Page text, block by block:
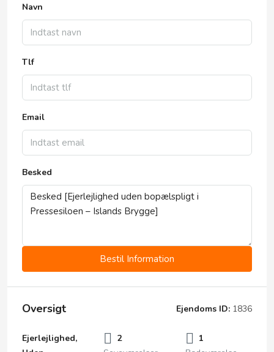
Navn
Tlf
Email
Besked
Bestil Information
Oversigt Ejendoms ID: 1836
Ejerlejlighed,
2
1